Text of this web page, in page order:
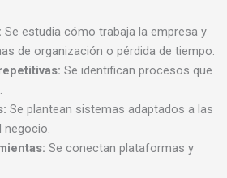
Se estudia cómo trabaja la empresa y
de organización o pérdida de tiempo.
Se identifican procesos que
Se plantean sistemas adaptados a las
negocio.
Se conectan plataformas y